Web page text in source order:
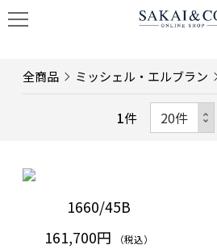
全商品 ミッシェル・エルブラン
1件
1660/45B
161,700円
（税込）